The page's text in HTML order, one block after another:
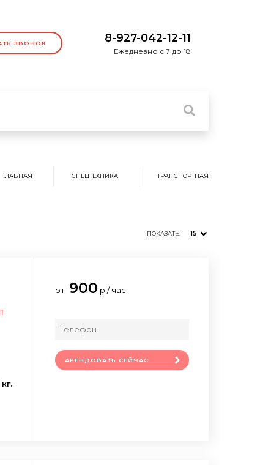
ЗВОНОК 8-927-042-12-11
Ежедневно с 7 до 18
ГЛАВНАЯ СПЕЦТЕХНИКА ТРАНСПОРТНАЯ
ПОКАЗАТЬ: 15
от 900 р / час
АРЕНДОВАТЬ СЕЙЧАС